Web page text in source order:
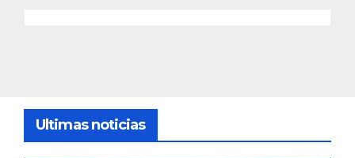
Ultimas noticias